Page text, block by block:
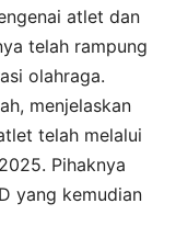
atlet dan
telah rampung
olahraga.
menjelaskan
telah melalui
Pihaknya
yang kemudian